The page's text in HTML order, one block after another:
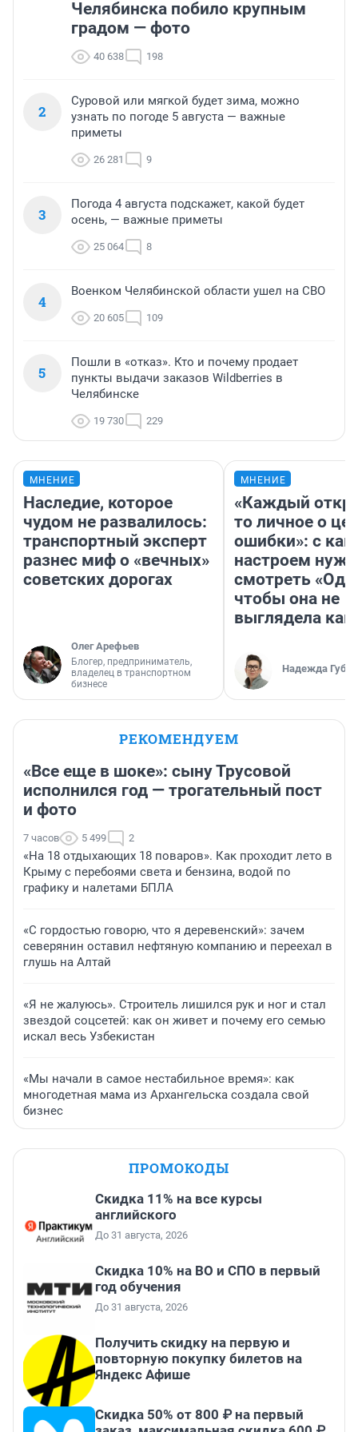
Челябинска побило крупным
градом — фото
40 638 198
2
Суровой или мягкой будет зима, можно
узнать по погоде 5 августа — важные
приметы
26 281 9
3
Погода 4 августа подскажет, какой будет
осень, — важные приметы
25 064 8
4
Военком Челябинской области ушел на СВО
20 605 109
5
Пошли в «отказ». Кто и почему продает
пункты выдачи заказов Wildberries в
Челябинске
19 730 229
МНЕНИЕ
Наследие, которое
чудом не развалилось:
транспортный эксперт
разнес миф о «вечных»
советских дорогах
Олег Арефьев
Блогер, предприниматель,
владелец в транспортном
бизнесе
МНЕНИЕ
«Каждый
то личное о
ошибки»: с
настроем
смотреть
чтобы она не
выглядела как
Надежда
РЕКОМЕНДУЕМ
«Все еще в шоке»: сыну Трусовой
исполнился год — трогательный пост
и фото
7 часов 5 499 2
«На 18 отдыхающих 18 поваров». Как проходит лето в
Крыму с перебоями света и бензина, водой по
графику и налетами БПЛА
«С гордостью говорю, что я деревенский»: зачем
северянин оставил нефтяную компанию и переехал в
глушь на Алтай
«Я не жалуюсь». Строитель лишился рук и ног и стал
звездой соцсетей: как он живет и почему его семью
искал весь Узбекистан
«Мы начали в самое нестабильное время»: как
многодетная мама из Архангельска создала свой
бизнес
ПРОМОКОДЫ
Скидка 11% на все курсы
английского
До 31 августа, 2026
Скидка 10% на ВО и СПО в первый
год обучения
До 31 августа, 2026
Получить скидку на первую и
повторную покупку билетов на
Яндекс Афише
Скидка 50% от 800 ₽ на первый